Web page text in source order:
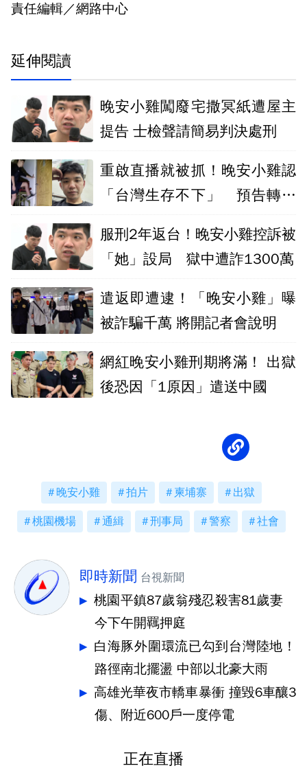
責任編輯／網路中心
延伸閱讀
晚安小雞闖廢宅撒冥紙遭屋主
提告 士檢聲請簡易判決處刑
重啟直播就被抓！晚安小雞認
「台灣生存不下」 預告轉戰
服刑2年返台！晚安小雞控訴被
「她」設局 獄中遭詐1300萬
遣返即遭逮！「晚安小雞」曝
被詐騙千萬 將開記者會說明
網紅晚安小雞刑期將滿！ 出獄
後恐因「1原因」遣送中國
晚安小雞 拍片 柬埔寨 出獄
桃園機場 通緝 刑事局 警察 社會
即時新聞 台視新聞
桃園平鎮87歲翁殘忍殺害81歲妻
今下午開羈押庭
白海豚外圍環流已勾到台灣陸地！
路徑南北擺盪 中部以北豪大雨
高雄光華夜市轎車暴衝 撞毀6車釀3
傷、附近600戶一度停電
正在直播